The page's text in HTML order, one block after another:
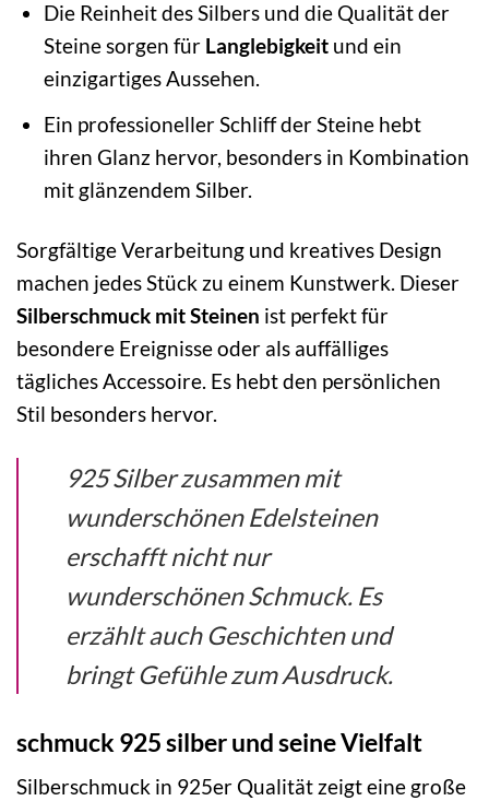
Die Reinheit des Silbers und die Qualität der
Steine sorgen für Langlebigkeitund ein
einzigartiges Aussehen.
Ein professioneller Schliff der Steine hebt
ihren Glanz hervor, besonders in Kombination
mit glänzendem Silber.
Sorgfältige Verarbeitung und kreatives Design
machen jedes Stück zu einem Kunstwerk. Dieser
Silberschmuck mit Steinen ist perfekt für
besondere Ereignisse oder als auffälliges
tägliches Accessoire. Es hebt den persönlichen
Stil besonders hervor.
925 Silber zusammen mit
wunderschönen Edelsteinen
erschafft nicht nur
wunderschönen Schmuck. Es
erzählt auch Geschichten und
bringt Gefühle zum Ausdruck.
schmuck 925 silber und seine Vielfalt
Silberschmuck in 925er Qualität zeigt eine große